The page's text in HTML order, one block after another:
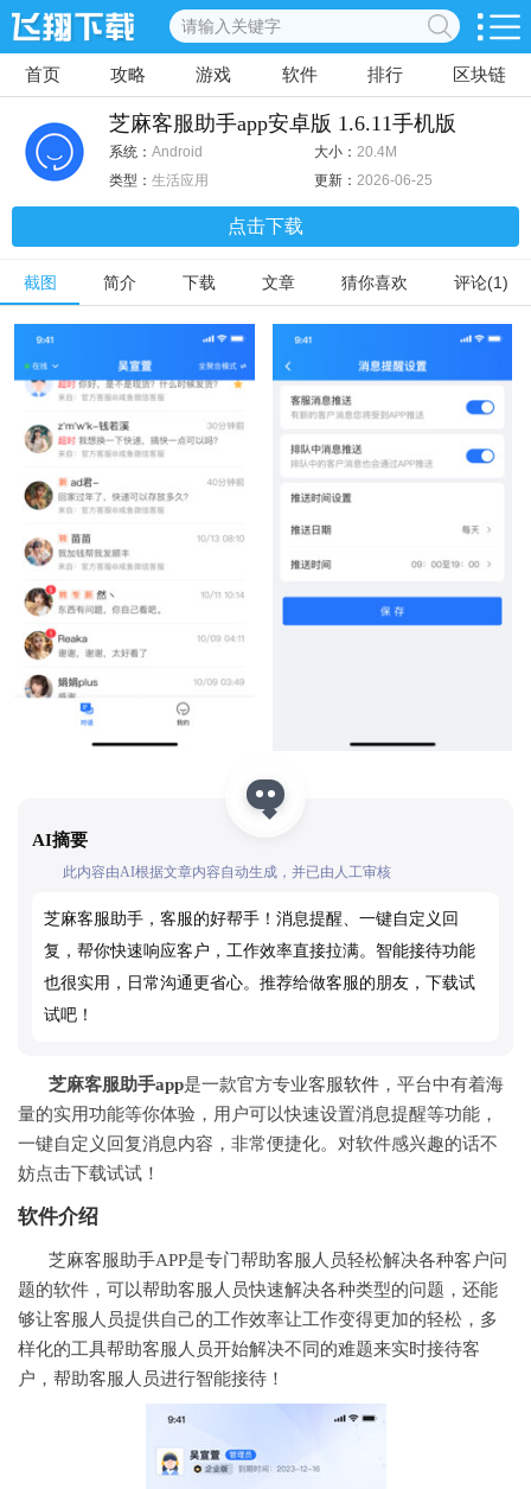
首页 攻略 游戏 软件 排行 区块链
芝麻客服助手app安卓版 1.6.11手机版
系统： Android 大小： 20.4M
类型： 生活应用 更新： 2026-06-25
点击下载
截图 简介 下载 文章 猜你喜欢 评论(1)
AI摘要
此内容由AI根据文章内容自动生成，并已由人工审核
芝麻客服助手，客服的好帮手！消息提醒、一键自定义回
复，帮你快速响应客户，工作效率直接拉满。智能接待功能
也很实用，日常沟通更省心。推荐给做客服的朋友，下载试
试吧！
芝麻客服助手app是一款官方专业客服软件 ，平台中有着海
量的实用功能等你体验，用户可以快速设置消息提醒等功能，
一键自定义回复消息内容，非常便捷化。对软件感兴趣的话不
妨点击下载试试！
软件介绍
芝麻客服助手APP是专门帮助客服人员轻松解决各种客户问
题的软件，可以帮助客服人员快速解决各种类型的问题，还能
够让客服人员提供自己的工作效率让工作变得更加的轻松，多
样化的工具帮助客服人员开始解决不同的难题来实时接待客
户，帮助客服人员进行智能接待！